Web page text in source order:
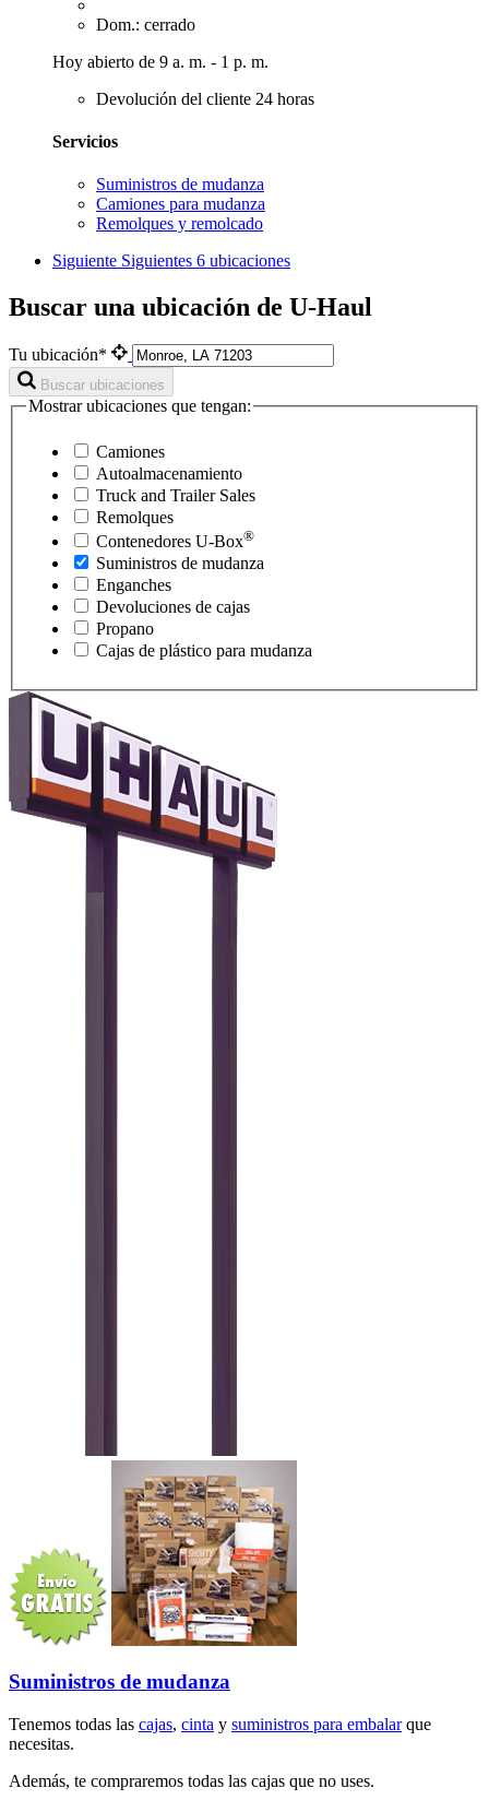
Dom.: cerrado
Hoy abierto de 9 a. m. - 1 p. m.
Devolución del cliente 24 horas
Servicios
Suministros de mudanza
Camiones para mudanza
Remolques y remolcado
Siguiente Siguientes 6 ubicaciones
Buscar una ubicación de U-Haul
Tu ubicación*
Buscar ubicaciones
Mostrar ubicaciones que tengan:
Camiones
Autoalmacenamiento
Truck and Trailer Sales
Remolques
Contenedores U-Box®
Suministros de mudanza
Enganches
Devoluciones de cajas
Propano
Cajas de plástico para mudanza
Suministros de mudanza
Tenemos todas las cajas, cinta y suministros para embalarque
necesitas.
Además, te compraremos todas las cajas que no uses.